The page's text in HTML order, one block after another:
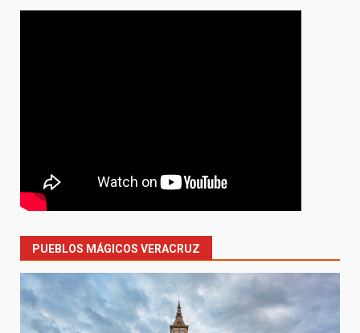
PUEBLOS MÁGICOS VERACRUZ